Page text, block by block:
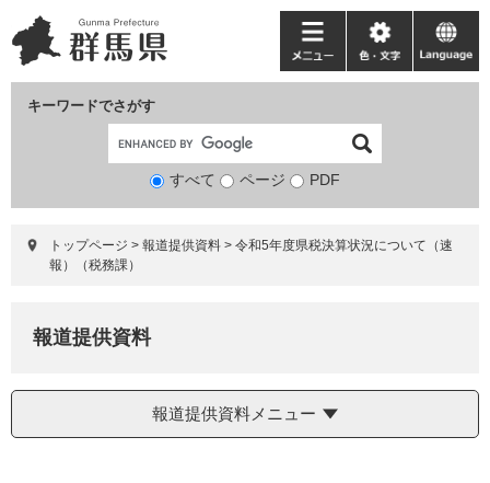
ー
ジ
ニ
ュ
て
キーワードでさがす
検
象
すべて ページ PDF
メ
ニ
ー
色・
文
language
トップページ > 報道提供資料 > 令和5年度県税決算状況について（速
報）（税務課）
報道提供資料
報道提供資料メニュー